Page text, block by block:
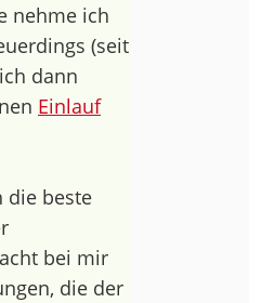
nehme ich
(seit
dann
Einlauf
die beste
bei mir
die der